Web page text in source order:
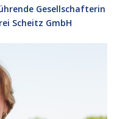
Gesellschafterin
Scheitz GmbH